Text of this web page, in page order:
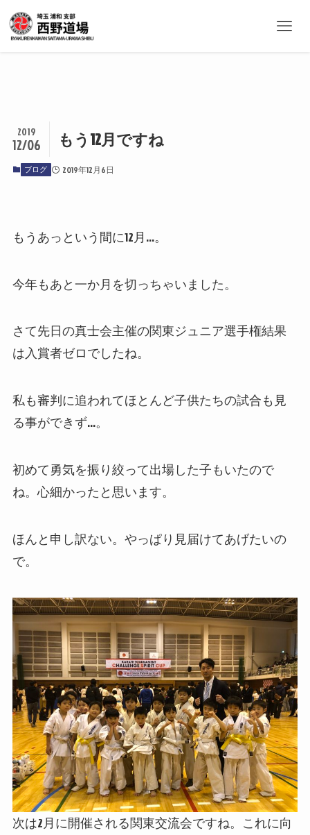
もう12月ですね
2019
12/06
ブログ 2019年12月6日
もうあっという間に12月…。
今年もあと一か月を切っちゃいました。
さて先日の真士会主催の関東ジュニア選手権結果
は入賞者ゼロでしたね。
私も審判に追われてほとんど子供たちの試合も見
る事ができず…。
初めて勇気を振り絞って出場した子もいたので
ね。心細かったと思います。
ほんと申し訳ない。やっぱり見届けてあげたいの
で。
次は2月に開催される関東交流会ですね。これに向